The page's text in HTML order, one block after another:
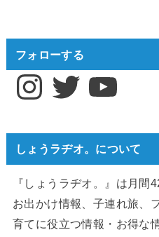
フォローする
InstagramTwitter YouTube
しょうラヂオ。について
『しょうラヂオ。』は月
お出かけ情報、子連れ旅、
育てに役立つ情報・お得な